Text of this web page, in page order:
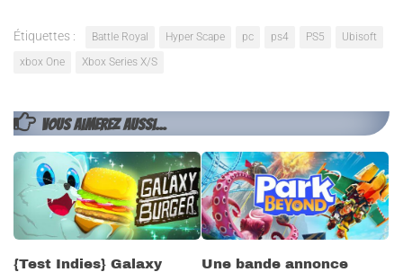
Étiquettes : Battle Royal Hyper Scape pc ps4 PS5
Ubisoft
xbox One
Xbox Series X/S
VOUS AIMEREZ AUSSI...
{Test Indies} Galaxy
Une bande annonce